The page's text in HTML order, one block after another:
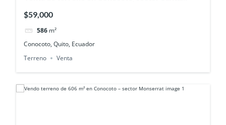
$59,000
586 m²
Conocoto, Quito, Ecuador
Terreno
Venta